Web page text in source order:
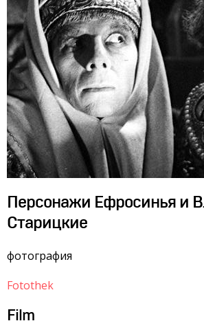
Персонажи Ефросинья и
Старицкие
фотография
Fotothek
Film